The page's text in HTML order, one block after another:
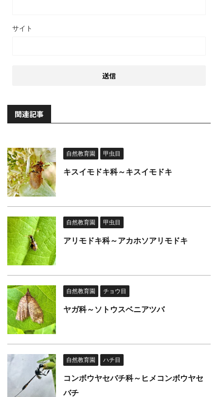
サイト
関連記事
自然教育園 甲虫目
キスイモドキ科～キスイモドキ
自然教育園 甲虫目
アリモドキ科～アカホソアリモドキ
自然教育園 チョウ目
ヤガ科～ソトウスベニアツバ
自然教育園 ハチ目
コンボウヤセバチ科～ヒメコンボウヤセ
バチ